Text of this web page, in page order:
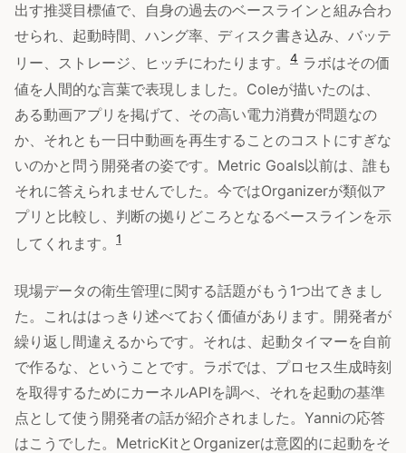
出す推奨目標値で、自身の過去のベースラインと組み合わ
せられ、起動時間、ハング率、ディスク書き込み、バッテ
リー、ストレージ、ヒッチにわたります。
4 ラボはその価
値を人間的な言葉で表現しました。Coleが描いたのは、
ある動画アプリを掲げて、その高い電力消費が問題なの
か、それとも一日中動画を再生することのコストにすぎな
いのかと問う開発者の姿です。Metric Goals以前は、誰も
それに答えられませんでした。今ではOrganizerが類似ア
プリと比較し、判断の拠りどころとなるベースラインを示
してくれます。
1
現場データの衛生管理に関する話題がもう1つ出てきまし
た。これははっきり述べておく価値があります。開発者が
繰り返し間違えるからです。それは、起動タイマーを自前
で作るな、ということです。ラボでは、プロセス生成時刻
を取得するためにカーネルAPIを調べ、それを起動の基準
点として使う開発者の話が紹介されました。Yanniの応答
はこうでした。MetricKitとOrganizerは意図的に起動をそ